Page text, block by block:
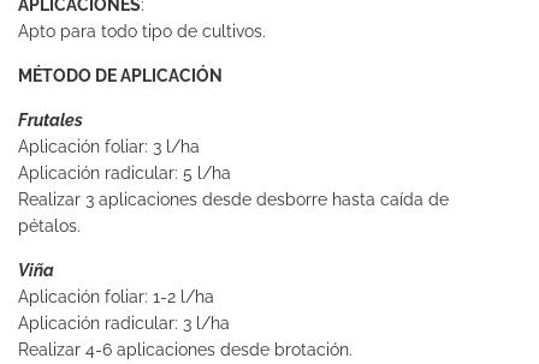
APLICACIONES:
Apto para todo tipo de cultivos.
MÉTODO DE APLICACIÓN
Frutales
Aplicación foliar: 3 l/ha
Aplicación radicular: 5 l/ha
Realizar 3 aplicaciones desde desborre hasta caída de
pétalos.
Viña
Aplicación foliar: 1-2 l/ha
Aplicación radicular: 3 l/ha
Realizar 4-6 aplicaciones desde brotación.